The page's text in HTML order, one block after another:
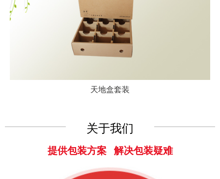
天地盒套装
关于我们
提供包装方案 解决包装疑难